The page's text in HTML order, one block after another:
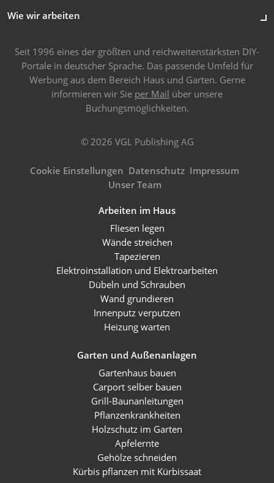
Wie wir arbeiten
Seit 1996 eines der größten und reichweitenstärksten DIY-
Portale in deutscher Sprache. Das passende Umfeld für
Werbung aus dem Bereich Haus und Garten. Gerne
informieren wir Sie per Mail über unsere
Buchungsmöglichkeiten.
© 2026 VGL Publishing AG
Cookie Einstellungen Datenschutz Impressum
Unser Team
Arbeiten im Haus
Fliesen legen
Wände streichen
Tapezieren
Elektroinstallation und Elektroarbeiten
Dübeln und Schrauben
Wand grundieren
Innenputz verputzen
Heizung warten
Garten und Außenanlagen
Gartenhaus bauen
Carport selber bauen
Grill-Baunanleitungen
Pflanzenkrankheiten
Holzschutz im Garten
Apfelernte
Gehölze schneiden
Kürbis pflanzen mit Kürbissaat